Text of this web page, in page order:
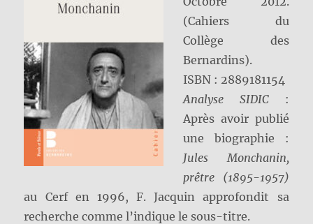
(Cahiers du
Collège des
Bernardins).
ISBN : 2889181154
Analyse SIDIC :
Après avoir publié
une biographie :
Jules Monchanin,
prêtre (1895-1957)
au Cerf en 1996, F. Jacquin approfondit sa
recherche comme l’indique le sous-titre.